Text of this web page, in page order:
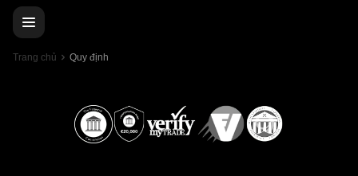
Trang chủ Quy định